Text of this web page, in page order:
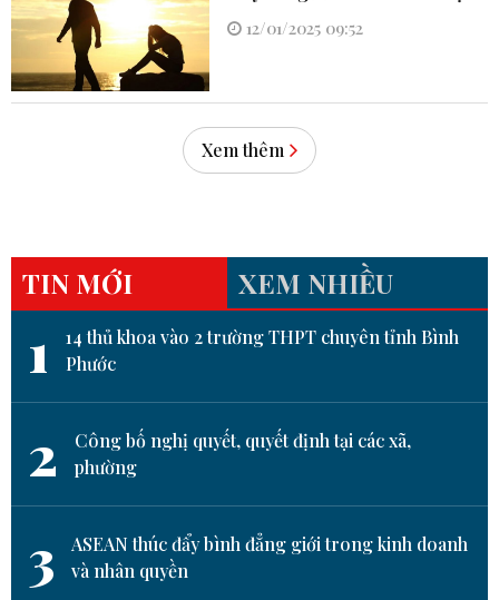
12/01/2025 09:52
Xem thêm
TIN MỚI XEM NHIỀU
1
14 thủ khoa vào 2 trường THPT chuyên tỉnh Bình
Phước
2
Công bố nghị quyết, quyết định tại các xã,
phường
3
ASEAN thúc đẩy bình đẳng giới trong kinh doanh
và nhân quyền